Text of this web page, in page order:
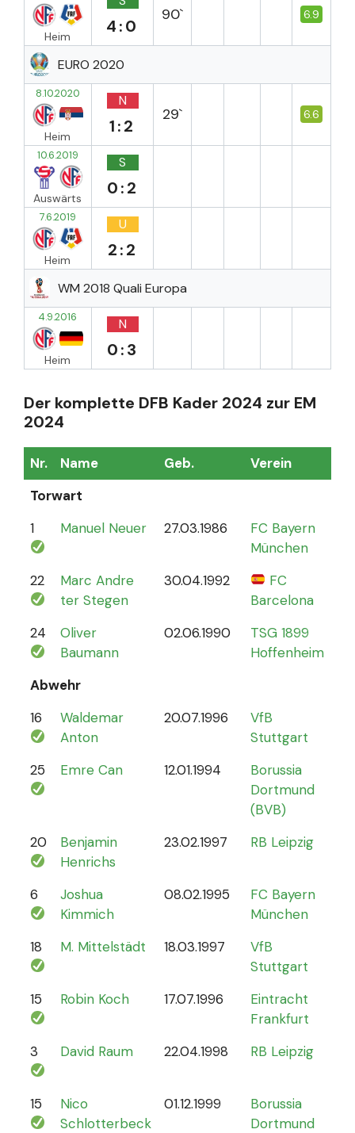
Heim 4:0
90` 6.9
EURO 2020
8.10.2020
Heim
N
1:2
29` 6.6
10.6.2019
Auswärts
S
0:2
7.6.2019
Heim
U
2:2
WM 2018 Quali Europa
4.9.2016
Heim
N
0:3
Der komplette DFB Kader 2024 zur EM
2024
Nr. Name Geb. Verein
Torwart
1
Manuel Neuer 27.03.1986
FC Bayern
München
22
Marc Andre
ter Stegen
30.04.1992
FC
Barcelona
24
Oliver
Baumann
02.06.1990
TSG 1899
Hoffenheim
Abwehr
16
Waldemar
Anton
20.07.1996
VfB
Stuttgart
25 Emre Can 12.01.1994
Borussia
Dortmund
(BVB)
20
Benjamin
Henrichs
23.02.1997 RB Leipzig
6
Joshua
Kimmich
08.02.1995
FC Bayern
München
18 M. Mittelstädt 18.03.1997
VfB
Stuttgart
15 Robin Koch 17.07.1996
Eintracht
Frankfurt
3 David Raum 22.04.1998 RB Leipzig
15
Nico
Schlotterbeck
01.12.1999
Borussia
Dortmund